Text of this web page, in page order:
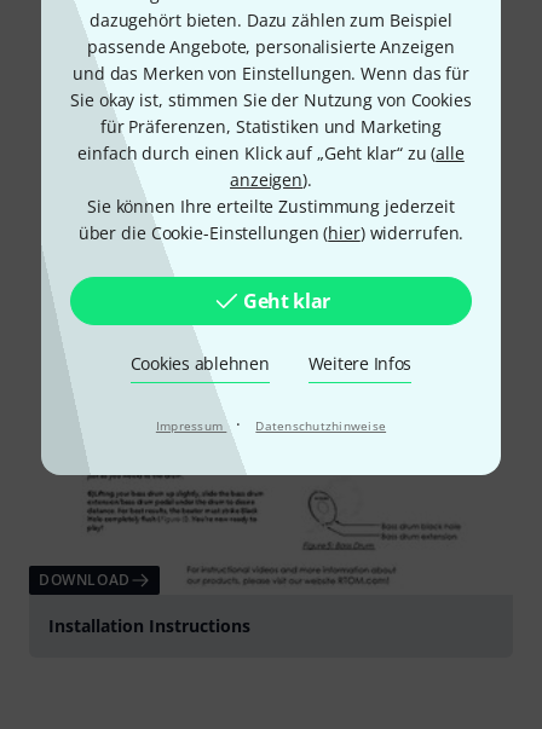
dazugehört bieten. Dazu zählen zum Beispiel
passende Angebote, personalisierte Anzeigen
und das Merken von Einstellungen. Wenn das für
Sie okay ist, stimmen Sie der Nutzung von Cookies
für Präferenzen, Statistiken und Marketing
einfach durch einen Klick auf „Geht klar“ zu (alle
anzeigen).
Sie können Ihre erteilte Zustimmung jederzeit
über die Cookie-Einstellungen (hier) widerrufen.
Geht klar
Cookies ablehnen Weitere Infos
Impressum · Datenschutzhinweise
DOWNLOAD
Installation Instructions